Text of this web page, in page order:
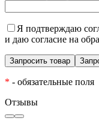
Я подтверждаю
и даю согласие на
* - обязательные поля
Отзывы